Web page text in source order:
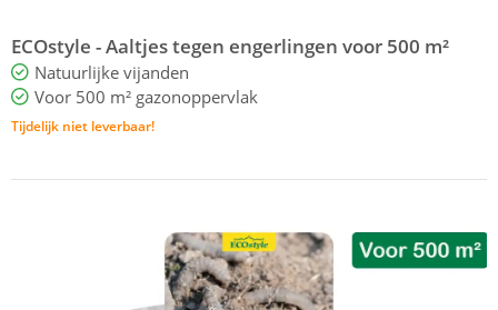
ECOstyle - Aaltjes tegen engerlingen voor 500 m²
Natuurlijke vijanden
Voor 500 m² gazonoppervlak
Tijdelijk niet leverbaar!